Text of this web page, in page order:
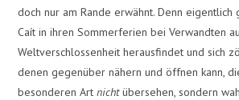
doch nur am Rande erwähnt. Denn eigentlich
Caít in ihren Sommerferien bei Verwandten
Weltverschlossenheit herausfindet und sich
denen gegenüber nähern und öffnen kann,
besonderen Artnichtübersehen, sondern